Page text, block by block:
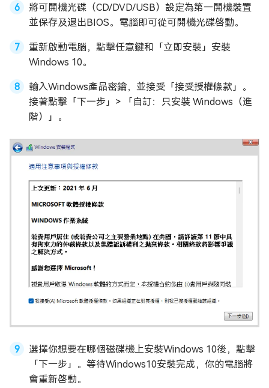
將可開機光碟（CD/DVD/USB）設定為第一開機裝置
並保存及退出BIOS。電腦即可從可開機光碟啓動。
重新啟動電腦，點擊任意鍵和「立即安裝」安裝
Windows 10。
輸入Windows產品密鑰，並接受「接受授權條款」。
接著點擊「下一步」> 「自訂：只安裝 Windows（進
階）」。
選擇你想要在哪個磁碟機上安裝Windows 10後，點擊
「下一步」。等待Windows10安裝完成，你的電腦將
會重新啓動。